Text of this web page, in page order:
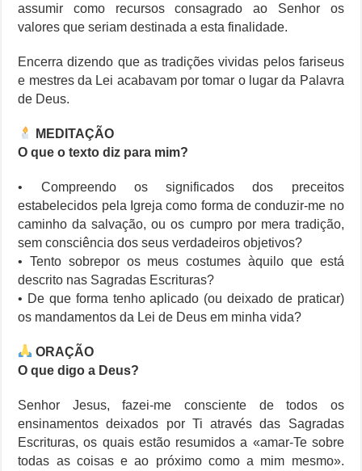
assumir como recursos consagrado ao Senhor os
valores que seriam destinada a esta finalidade.
Encerra dizendo que as tradições vividas pelos fariseus
e mestres da Lei acabavam por tomar o lugar da Palavra
de Deus.
MEDITAÇÃO
O que o texto diz para mim?
• Compreendo os significados dos preceitos
estabelecidos pela Igreja como forma de conduzir-me no
caminho da salvação, ou os cumpro por mera tradição,
sem consciência dos seus verdadeiros objetivos?
• Tento sobrepor os meus costumes àquilo que está
descrito nas Sagradas Escrituras?
• De que forma tenho aplicado (ou deixado de praticar)
os mandamentos da Lei de Deus em minha vida?
ORAÇÃO
O que digo a Deus?
Senhor Jesus, fazei-me consciente de todos os
ensinamentos deixados por Ti através das Sagradas
Escrituras, os quais estão resumidos a «amar-Te sobre
todas as coisas e ao próximo como a mim mesmo».